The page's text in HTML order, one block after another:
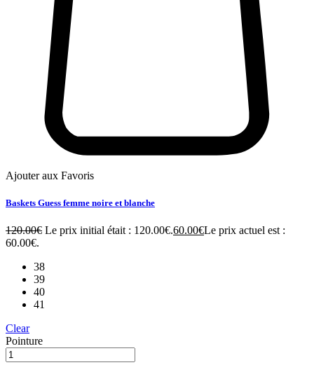
Ajouter aux Favoris
Baskets Guess femme noire et blanche
120.00€ Le prix initial était : 120.00€.60.00€Le prix actuel est :
60.00€.
38
39
40
41
Clear
Pointure